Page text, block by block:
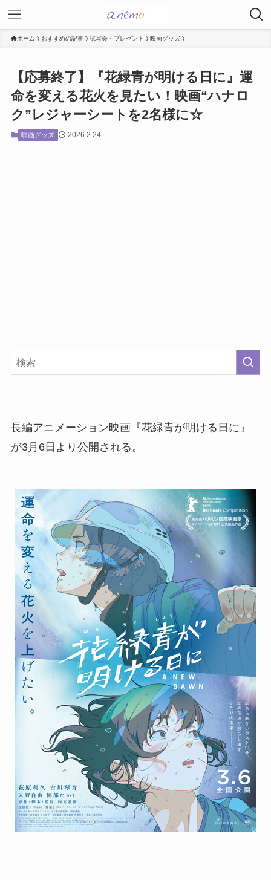
ホーム おすすめの記事 試写会・プレゼント 映画グッズ
【応募終了】『花緑青が明ける日に』運
命を変える花火を見たい！映画“ハナロ
ク”レジャーシートを2名様に☆
映画グッズ 2026.2.24
長編アニメーション映画『花緑青が明ける日に』
が3月6日より公開される。